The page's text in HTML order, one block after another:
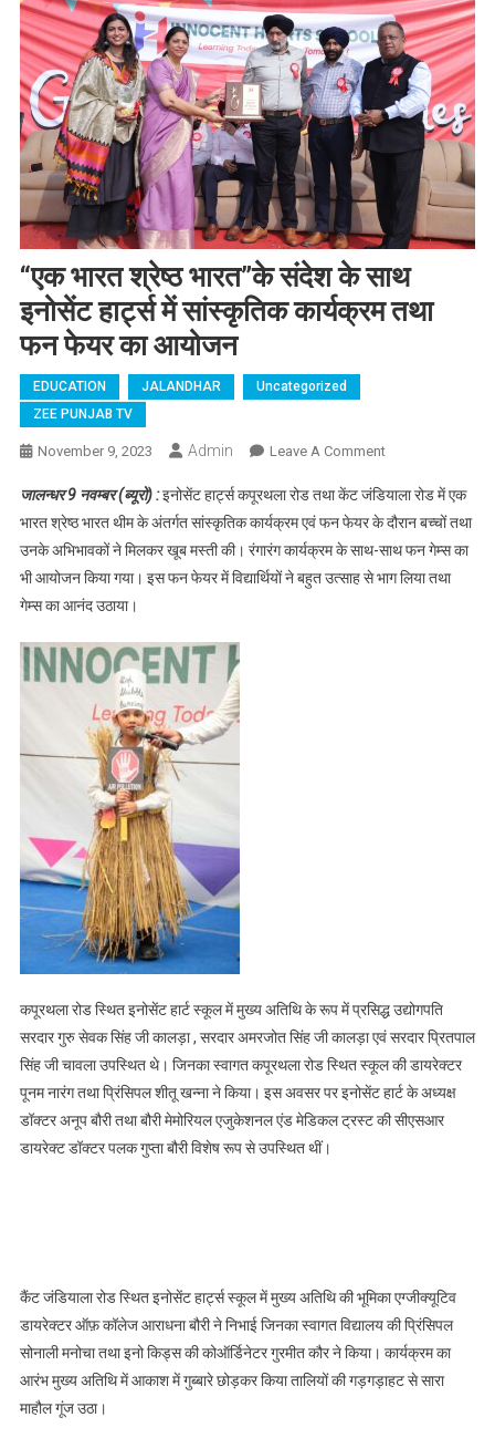
“एक भारत श्रेष्ठ भारत”के संदेश के साथ
इनोसेंट हार्ट्स में सांस्कृतिक कार्यक्रम तथा
फन फेयर का आयोजन
EDUCATION JALANDHAR
Uncategorized
ZEE PUNJAB TV
November 9, 2023 Admin Leave A CommentOn “एक भारत
संदेश के साथ
इनोसेंट हार्ट्स में
सांस्कृतिक
कार्यक्रम तथा
जालन्धर 9 नवम्बर (ब्यूरो) :इनोसेंट हार्ट्स कपूरथला रोड तथा केंट जंडियाला रोड में एक
भारत श्रेष्ठ भारत थीम के अंतर्गत सांस्कृतिक कार्यक्रम एवं फन फेयर के दौरान बच्चों तथा
उनके अभिभावकों ने मिलकर खूब मस्ती की। रंगारंग कार्यक्रम के साथ-साथ फन गेम्स का
भी आयोजन किया गया। इस फन फेयर में विद्यार्थियों ने बहुत उत्साह से भाग लिया तथा
गेम्स का आनंद उठाया।
कपूरथला रोड स्थित इनोसेंट हार्ट स्कूल में मुख्य अतिथि के रूप में प्रसिद्ध उद्योगपति
सरदार गुरु सेवक सिंह जी कालड़ा , सरदार अमरजोत सिंह जी कालड़ा एवं सरदार प्रितपाल
सिंह जी चावला उपस्थित थे। जिनका स्वागत कपूरथला रोड स्थित स्कूल की डायरेक्टर
पूनम नारंग तथा प्रिंसिपल शीतू खन्ना ने किया। इस अवसर पर इनोसेंट हार्ट के अध्यक्ष
डॉक्टर अनूप बौरी तथा बौरी मेमोरियल एजुकेशनल एंड मेडिकल ट्रस्ट की सीएसआर
डायरेक्ट डॉक्टर पलक गुप्ता बौरी विशेष रूप से उपस्थित थीं।
कैंट जंडियाला रोड स्थित इनोसेंट हार्ट्स स्कूल में मुख्य अतिथि की भूमिका एग्जीक्यूटिव
डायरेक्टर ऑफ़ कॉलेज आराधना बौरी ने निभाई जिनका स्वागत विद्यालय की प्रिंसिपल
सोनाली मनोचा तथा इनो किड्स की कोऑर्डिनेटर गुरमीत कौर ने किया। कार्यक्रम का
आरंभ मुख्य अतिथि में आकाश में गुब्बारे छोड़कर किया तालियों की गड़गड़ाहट से सारा
माहौल गूंज उठा।